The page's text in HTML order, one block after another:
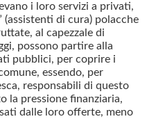
i loro servizi a privati,
(assistenti di cura) polacche
al capezzale di
possono partire alla
pubblici, per coprire i
essendo, per
responsabili di questo
la pressione finanziaria,
dalle loro offerte, meno